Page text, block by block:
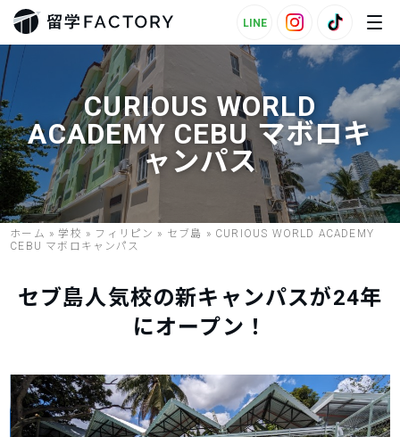
LINE
CURIOUS WORLD
ACADEMY CEBU マボロキ
ャンパス
ホーム »学校 » フィリピン » セブ島 » CURIOUS WORLD ACADEMY
CEBU マボロキャンパス
セブ島人気校の新キャンパスが24年
にオープン！